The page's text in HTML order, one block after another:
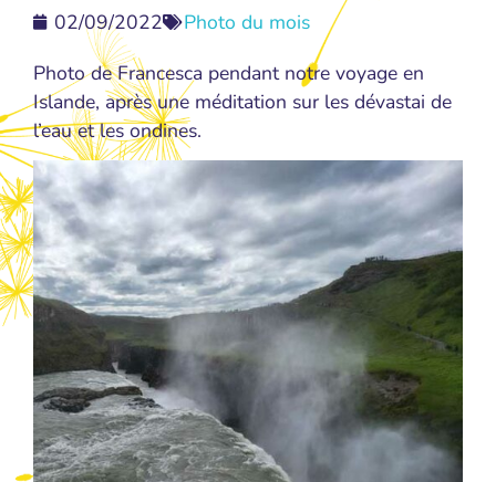
02/09/2022
Photo du mois
Photo de Francesca pendant notre voyage en
Islande, après une méditation sur les dévastai de
l’eau et les ondines.